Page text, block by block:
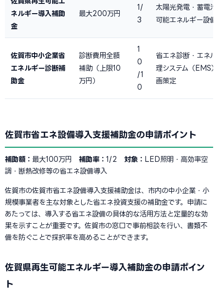
ネルギー導入補助
金
最大200万円
1/
3
太陽光発電・蓄電
可能エネルギー設
佐賀市中小企業省
エネルギー診断補
助金
診断費用全額
補助（上限10
万円）
1
0
/1
0
省エネ診断・エネ
理システム（EMS
画策定
佐賀市省エネ設備導入支援補助金の申請ポイント
補助額： 最大100万円 補助率： 1/2 対象： LED照明・高効率空
調・断熱改修等の省エネ設備導入
佐賀市の佐賀市省エネ設備導入支援補助金は、市内の中小企業・小
規模事業者を主な対象とした省エネ投資支援の補助金です。申請に
あたっては、導入する省エネ設備の具体的な活用方法と定量的な効
果を示すことが重要です。佐賀市の窓口で事前相談を行い、書類不
備を防ぐことで採択率を高めることができます。
佐賀県再生可能エネルギー導入補助金の申請ポイン
ト